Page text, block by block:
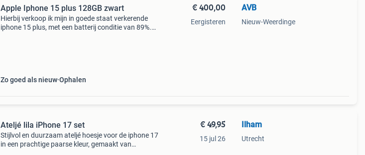
Apple Iphone 15 plus 128GB zwart
Hierbij verkoop ik mijn in goede staat verkerende
iphone 15 plus, met een batterij conditie van 89%.
Zo goed als nieuw Ophalen
€ 400,00
Eergisteren
AVB
Nieuw-Weerdinge
Ateljé lila iPhone 17 set
Stijlvol en duurzaam ateljé hoesje voor de iphone 17
in een prachtige paarse kleur, gemaakt van
€ 49,95
15 jul 26
Ilham
Utrecht